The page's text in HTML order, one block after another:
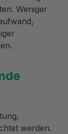
Weniger
werden.